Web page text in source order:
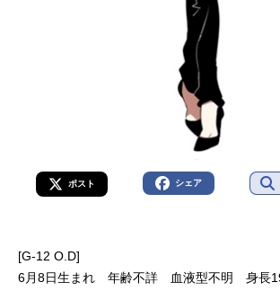
ポスト シェア
[G-12 O.D]
6月8日生まれ 年齢不詳 血液型不明 身長